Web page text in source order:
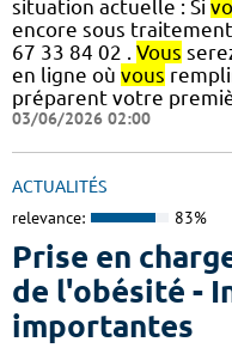
situation actuelle : Si
encore sous
67 33 84 02 . Vous
en ligne où vous
préparent votre
03/06/2026 02:00
ACTUALITÉS
relevance: 83%
Prise en
de l'obésité -
importantes